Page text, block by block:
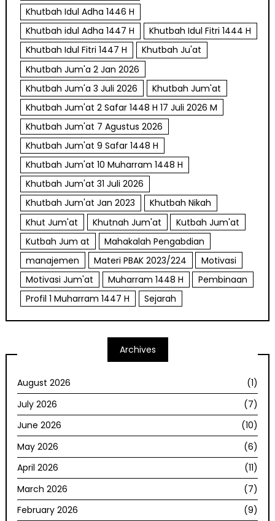
Khutbah Idul Adha 1446 H
Khutbah idul Adha 1447 H
Khutbah Idul Fitri 1444 H
Khutbah Idul Fitri 1447 H
Khutbah Ju'at
Khutbah Jum'a 2 Jan 2026
Khutbah Jum'a 3 Juli 2026
Khutbah Jum'at
Khutbah Jum'at 2 Safar 1448 H 17 Juli 2026 M
Khutbah Jum'at 7 Agustus 2026
Khutbah Jum'at 9 Safar 1448 H
Khutbah Jum'at 10 Muharram 1448 H
Khutbah Jum'at 31 Juli 2026
Khutbah Jum'at Jan 2023
Khutbah Nikah
Khut Jum'at
Khutnah Jum'at
Kutbah Jum'at
Kutbah Jum at
Mahakalah Pengabdian
manajemen
Materi PBAK 2023/224
Motivasi
Motivasi Jum'at
Muharram 1448 H
Pembinaan
Profil 1 Muharram 1447 H
Sejarah
Archives
August 2026
(1)
July 2026
(7)
June 2026
(10)
May 2026
(6)
April 2026
(11)
March 2026
(7)
February 2026
(9)